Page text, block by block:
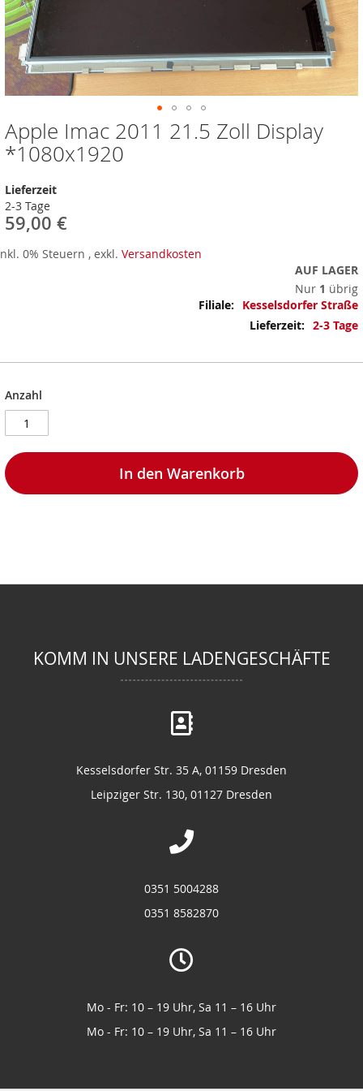
Apple Imac 2011 21.5 Zoll Display
*1080x1920
Lieferzeit
2-3 Tage
59,00 €
0% Steuern , exkl. Versandkosten
AUF LAGER
Nur 1 übrig
Mehr
Informationen
Kesselsdorfer Straße
2-3 Tage
Anzahl
In den Warenkorb
Zum
Anfang
der
springen
KOMM IN UNSERE LADENGESCHÄFTE
Kesselsdorfer Str. 35 A, 01159 Dresden
Leipziger Str. 130, 01127 Dresden
0351 5004288
0351 8582870
Mo - Fr: 10 – 19 Uhr, Sa 11 – 16 Uhr
Mo - Fr: 10 – 19 Uhr, Sa 11 – 16 Uhr